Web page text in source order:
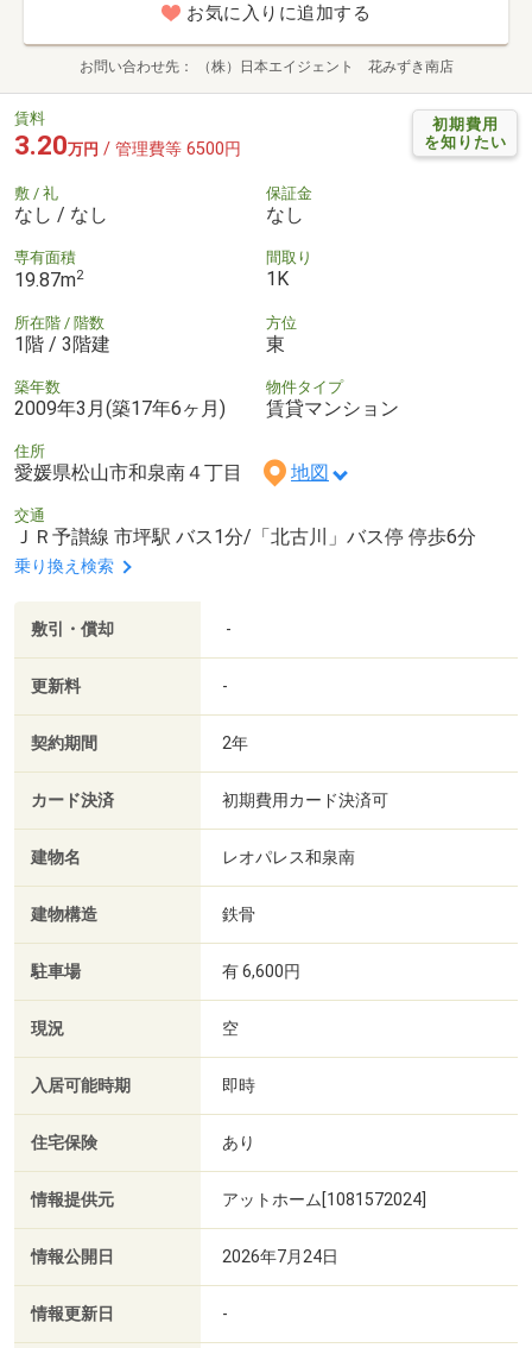
お気に入りに追加する
お問い合わせ先 （株）日本エイジェント 花みずき南店
初期費用
を知りたい
賃料
3.20万円 / 管理費等 6500円
敷 / 礼
なし / なし
保証金
なし
専有面積
19.87m2
間取り
1K
所在階 / 階数
1階 / 3階建
方位
東
築年数
2009年3月(築17年6ヶ月)
物件タイプ
賃貸マンション
住所
愛媛県松山市和泉南４丁目 地図
交通
ＪＲ予讃線 市坪駅 バス1分/「北古川」バス停 停歩6分
乗り換え検索
敷引・償却 -
更新料 -
契約期間 2年
カード決済 初期費用カード決済可
建物名 レオパレス和泉南
建物構造 鉄骨
駐車場 有 6,600円
現況 空
入居可能時期 即時
住宅保険 あり
情報提供元 アットホーム[1081572024]
情報公開日 2026年7月24日
情報更新日 -